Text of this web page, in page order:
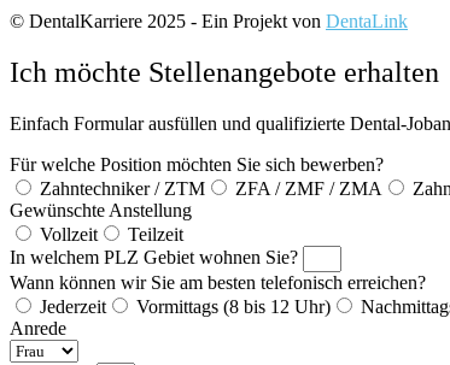
© DentalKarriere 2025 - Ein Projekt von DentaLink
Ich möchte Stellenangebote erhalten
Einfach Formular ausfüllen und qualifizierte Dental-
Für welche Position möchten Sie sich bewerben?
Zahntechniker / ZTM
ZFA / ZMF / ZMA
Gewünschte Anstellung
Vollzeit
Teilzeit
In welchem PLZ Gebiet wohnen Sie?
Wann können wir Sie am besten telefonisch erreichen?
Jederzeit
Vormittags (8 bis 12 Uhr)
Anrede